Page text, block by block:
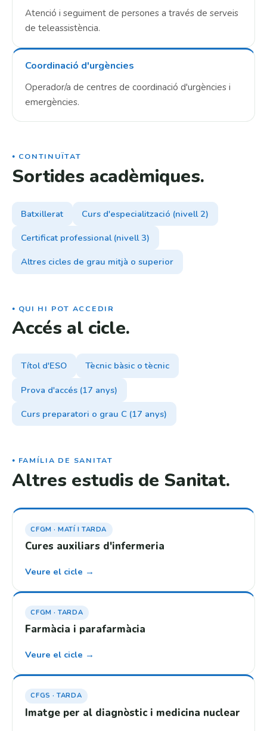
Atenció i seguiment de persones a través de serveis
de teleassistència.
Coordinació d'urgències
Operador/a de centres de coordinació d'urgències i
emergències.
CONTINUÏTAT
Sortides acadèmiques.
Batxillerat Curs d'especialització (nivell 2)
Certificat professional (nivell 3)
Altres cicles de grau mitjà o superior
QUI HI POT ACCEDIR
Accés al cicle.
Títol d'ESO Tècnic bàsic o tècnic
Prova d'accés (17 anys)
Curs preparatori o grau C (17 anys)
FAMÍLIA DE SANITAT
Altres estudis de Sanitat.
CFGM · MATÍ I TARDA
Cures auxiliars d'infermeria
Veure el cicle →
CFGM · TARDA
Farmàcia i parafarmàcia
Veure el cicle →
CFGS · TARDA
Imatge per al diagnòstic i medicina nuclear